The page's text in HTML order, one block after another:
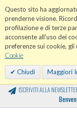
Questo sito ha
prenderne visione.
profilazione e di terze
acconsente all'uso dei
preferenze sui cookie,
Cookie
Chiudi Maggiori
ISCRIVITI ALLA